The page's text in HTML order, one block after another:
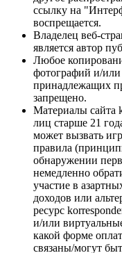
ссылку на
воспрещается.
Владелец веб-
является автор
Любое
фотографий и/или
принадлежащих
запрещено.
Материалы сайта
лиц старше 21
может вызвать
правила
обнаружении
немедленно
участие в
доходов или
ресурс
и/или
какой форме
связаны/могут